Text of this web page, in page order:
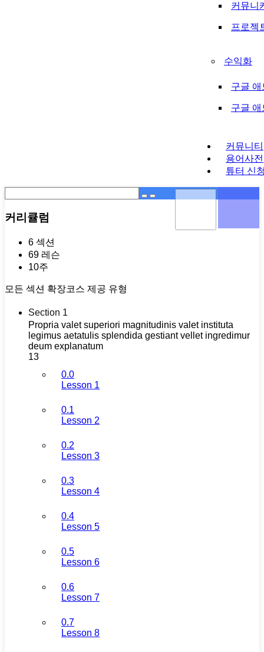
커뮤니
프로젝
수익화
구글 애
구글
커뮤니티
용어사전
튜터 신
커리큘럼
6 섹션
69 레슨
10주
모든 섹션 확장코스 제공 유형
Section 1
Propria valet superiori magnitudinis valet instituta
legimus aetatulis splendida gestiant vellet ingredimur
deum explanatum
13
0.0
Lesson 1
0.1
Lesson 2
0.2
Lesson 3
0.3
Lesson 4
0.4
Lesson 5
0.5
Lesson 6
0.6
Lesson 7
0.7
Lesson 8